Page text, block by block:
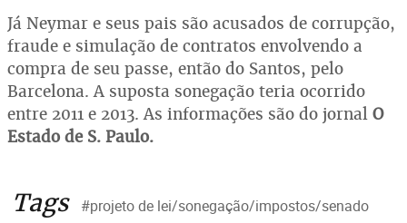
Já Neymar e seus pais são acusados de corrupção,
fraude e simulação de contratos envolvendo a
compra de seu passe, então do Santos, pelo
Barcelona. A suposta sonegação teria ocorrido
entre 2011 e 2013. As informações são do jornal O
Estado de S. Paulo.
Tags #projeto de lei/sonegação/impostos/senado